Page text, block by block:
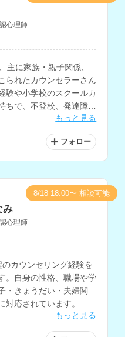
心理師
主に家族・親子関係、
られたカウンセラーさん
験や小学校のスクールカ
で、不登校、発達障害
談全般を得意とされてい
もっと見る
フォロー
み
心理師
カウンセリング経験を
。自身の性格、職場や学
・きょうだい・夫婦関
応されています。
もっと見る
8/18 18:00〜 相談可能